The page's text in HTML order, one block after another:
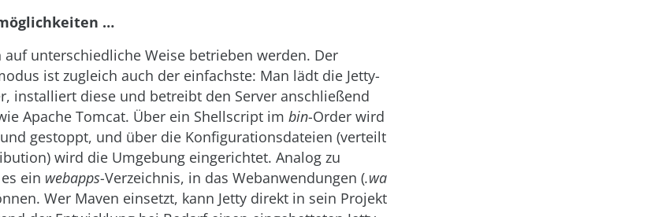
…
auf unterschiedliche Weise betrieben werden. Der
ist zugleich auch der einfachste: Man lädt die Jetty-
installiert diese und betreibt den Server anschließend
Apache Tomcat. Über ein Shellscript im bin-Order wird
gestoppt, und über die Konfigurationsdateien (verteilt
wird die Umgebung eingerichtet. Analog zu
ein webapps-Verzeichnis, in das Webanwendungen (.wa
Wer Maven einsetzt, kann Jetty direkt in sein Projekt